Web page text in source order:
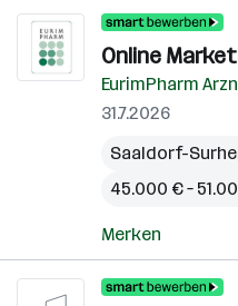
Online
EurimPharm
31.7.2026
Saaldorf-
45.000 € –
Merken